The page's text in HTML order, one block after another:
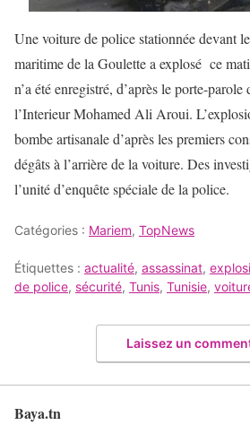
Une voiture de police stationnée devant
maritime de la Goulette a explosé ce
n’a été enregistré, d’après le porte-
l’Interieur Mohamed Ali Aroui.
bombe artisanale d’après les premiers
dégâts à l’arrière de la voiture. Des
l’unité d’enquête spéciale de la police.
Catégories : Mariem, TopNews
Étiquettes : actualité, assassinat,
de police, sécurité, Tunis, Tunisie,
Laissez un
Baya.tn